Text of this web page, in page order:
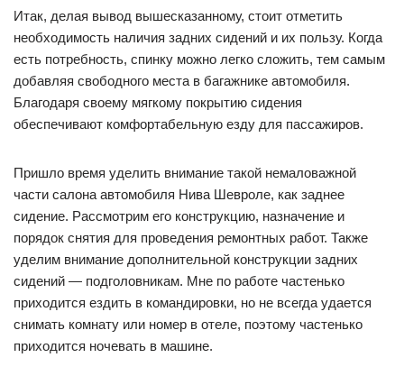
Итак, делая вывод вышесказанному, стоит отметить
необходимость наличия задних сидений и их пользу. Когда
есть потребность, спинку можно легко сложить, тем самым
добавляя свободного места в багажнике автомобиля.
Благодаря своему мягкому покрытию сидения
обеспечивают комфортабельную езду для пассажиров.
Пришло время уделить внимание такой немаловажной
части салона автомобиля Нива Шевроле, как заднее
сидение. Рассмотрим его конструкцию, назначение и
порядок снятия для проведения ремонтных работ. Также
уделим внимание дополнительной конструкции задних
сидений — подголовникам. Мне по работе частенько
приходится ездить в командировки, но не всегда удается
снимать комнату или номер в отеле, поэтому частенько
приходится ночевать в машине.